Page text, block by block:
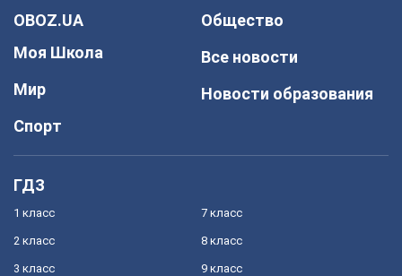
OBOZ.UA
Моя Школа
Мир
Спорт
Общество
Все новости
Новости образования
ГДЗ
1 класс
2 класс
3 класс
7 класс
8 класс
9 класс